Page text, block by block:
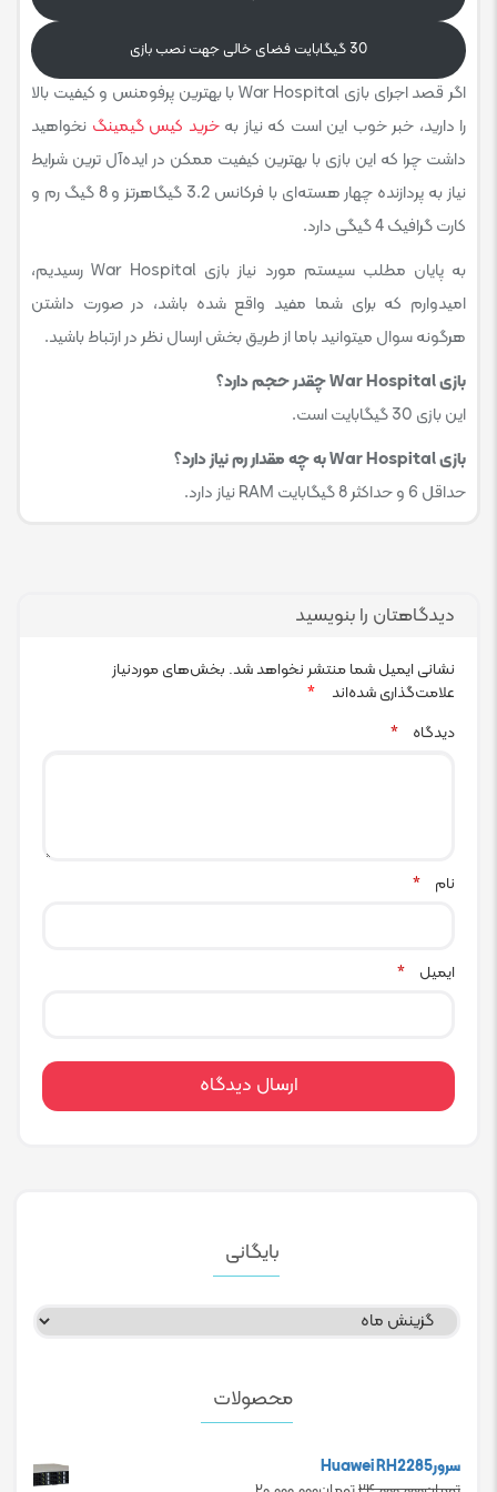
30 گیگابایت فضای خالی جهت نصب بازی
اگر قصد اجرای بازی War Hospital با بهترین پرفومنس و کیفیت بالا
را دارید، خبر خوب این است که نیاز بهخرید کیس گیمینگ نخواهید
داشت چرا که این بازی با بهترین کیفیت ممکن در ایده‌آل ترین شرایط
نیاز به پردازنده چهار هسته‌ای با فرکانس 3.2 گیگاهرتز و 8 گیگ رم و
کارت گرافیک 4 گیگی دارد.
به پایان مطلب سیستم مورد نیاز بازی War Hospital رسیدیم،
امیدوارم که برای شما مفید واقع شده باشد، در صورت داشتن
هرگونه سوال میتوانید باما از طریق بخش ارسال نظر در ارتباط باشید.
بازی War Hospital چقدر حجم دارد؟
این بازی 30 گیگابایت است.
بازی War Hospital به چه مقدار رم نیاز دارد؟
حداقل 6 و حداکثر 8 گیگابایت RAM نیاز دارد.
دیدگاهتان را بنویسید
نشانی ایمیل شما منتشر نخواهد شد. بخش‌های موردنیاز
علامت‌گذاری شده‌اند
*
دیدگاه
*
نام *
ایمیل *
بایگانی
بایگانی
محصولات
سرورHuawei RH2285